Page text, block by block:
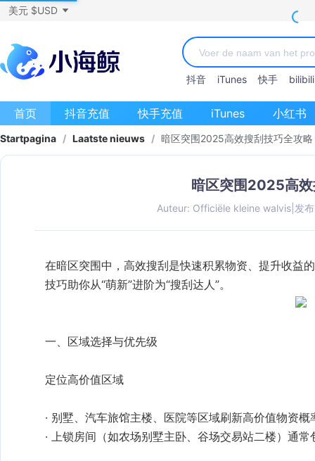
美元 $USD
抖音 iTunes 快手 bilibili
首页 抖音充值 快手充值 iTunes 小红书
Startpagina / Laatste nieuws / 暗区突围2025高效搜刮技巧全攻略
暗区突围2025高
Auteur: Officiële kleine walvis| 发
在暗区突围中，高效搜刮是快速积累物资、提升收益
技巧助你从“萌新”进阶为“搜刮达人”。
定位高价值区域